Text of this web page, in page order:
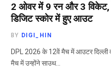
2 ओवर में 9 रन और 3 विकेट,
डिजिट स्कोर में हुए आउट
BY DIGI_HIN
DPL 2026 के 12वें मैच में आउटर दिल्ली
मैच में उन्होंने साउथ…